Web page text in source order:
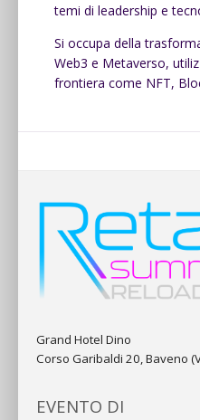
temi di leadership e
Si occupa della
Web3 e Metaverso,
frontiera come NFT,
Grand Hotel Dino
Corso Garibaldi 20, Baveno
EVENTO DI